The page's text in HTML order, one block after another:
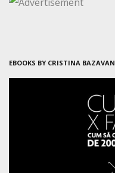
EBOOKS BY CRISTINA BAZAVAN